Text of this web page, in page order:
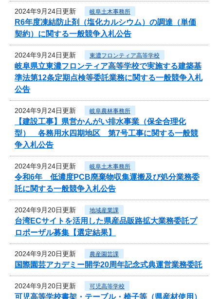
2024年9月24日更新 岐阜土木事務所
R6年度凍結防止剤（塩化カルシウム）の調達（単価
契約）に関する一般競争入札公告
2024年9月24日更新 東濃フロンティア高等学校
岐阜県立東濃フロンティア高等学校で実施する建築基
準法第12条定期点検等委託業務に関する一般競争入札
公告
2024年9月24日更新 岐阜農林事務所
【建設工事】県営かんがい排水事業（保全合理化
型） 各務用水四期地区 第7号工事に関する一般競
争入札公告
2024年9月24日更新 岐阜土木事務所
令和6年 低濃度PCB廃棄物収集運搬及び処分業務委
託に関する一般競争入札公告
2024年9月20日更新 地域産業課
台湾ECサイトを活用した県産品販路拡大業務委託プ
ロポーザル募集【選定結果】
2024年9月20日更新 農産園芸課
国際園芸アカデミー開学20周年記念式典運営業務委託
2024年9月20日更新 可児高等学校
可児高等学校書架・テーブル・椅子等（県産材使用）